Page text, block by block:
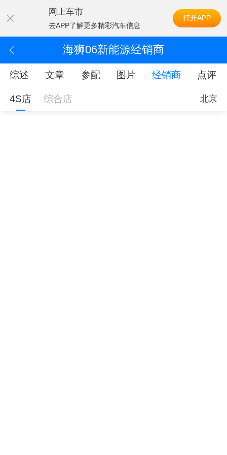
网上车市
去APP了解更多精彩汽车信息
打开APP
海狮06新能源经销商
综述 文章 参配 图片 经销商 点评
4S店 综合店 北京